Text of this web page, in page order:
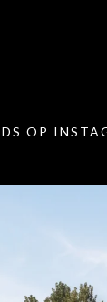
OP